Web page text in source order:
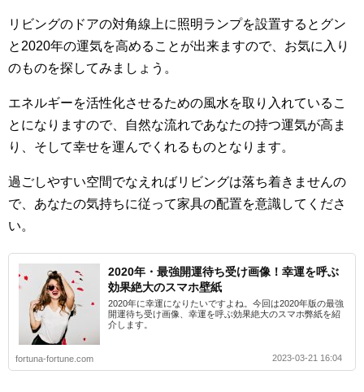
リビングのドアの対角線上に照明ランプを設置するとグン
と2020年の運気を高めることが出来ますので、お気に入り
のものを探してみましょう。
エネルギーを活性化させるための風水を取り入れているこ
とになりますので、自然な流れであなたの持つ運気が高ま
り、そして幸せを運んでくれるものとなります。
過ごしやすい空間でなえればリビングは落ち着きませんの
で、あなたの気持ちに従って家具の配置を意識してくださ
い。
2020年・最強開運待ち受け画像！幸運を呼ぶ
効果絶大のスマホ壁紙
2020年に幸運になりたいですよね。今回は2020年版の最強
開運待ち受け画像、幸運を呼ぶ効果絶大のスマホ弊紙を紹
介します。
fortuna-fortune.com 2023-03-21 16:04